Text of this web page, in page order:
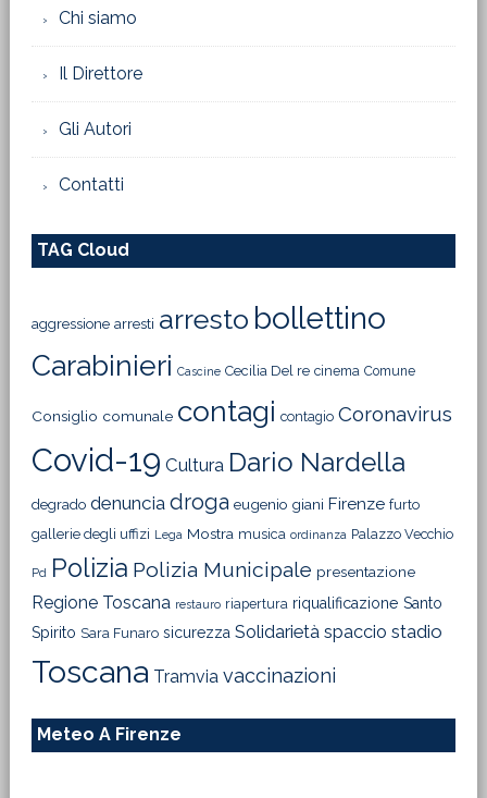
Chi siamo
Il Direttore
Gli Autori
Contatti
TAG Cloud
aggressione arresti arresto bollettino
Carabinieri Cascine Cecilia Del re cinema Comune
Consiglio comunale contagi contagio Coronavirus
Covid-19 Cultura Dario Nardella
degrado denuncia droga eugenio giani Firenze furto
gallerie degli uffizi Lega Mostra musica ordinanza Palazzo Vecchio
Pd Polizia Polizia Municipale presentazione
Regione Toscana restauro riapertura riqualificazione Santo
Spirito Sara Funaro sicurezza Solidarietà spaccio stadio
Toscana Tramvia vaccinazioni
Meteo A Firenze